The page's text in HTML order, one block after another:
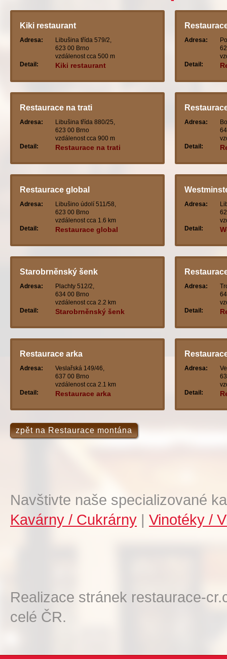
Kiki restaurant
Adresa:
Libušina třída 579/2,
623 00 Brno
vzdálenost cca 500 m
Detail:
Kiki restaurant
Adresa:
Detail:
Restaurace na trati
Adresa:
Libušina třída 880/25,
623 00 Brno
vzdálenost cca 900 m
Detail:
Restaurace na trati
Adresa:
Detail:
Restaurace global
Adresa:
Libušino údolí 511/58,
623 00 Brno
vzdálenost cca 1.6 km
Detail:
Restaurace global
Adresa:
Detail:
Starobrněnský šenk
Adresa:
Plachty 512/2,
634 00 Brno
vzdálenost cca 2.2 km
Detail:
Starobrněnský šenk
Adresa:
Detail:
Restaurace arka
Adresa:
Veslařská 149/46,
637 00 Brno
vzdálenost cca 2.1 km
Detail:
Restaurace arka
Adresa:
Detail:
zpět na Restaurace montána
Navštivte naše specializované
Kavárny / Cukrárny | Vinotéky /
Realizace stránek restaurace-
celé ČR.